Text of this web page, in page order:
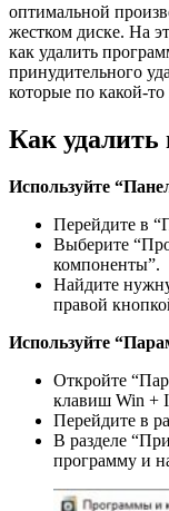
оптимальной
жестком диске. На
как удалить
принудительного
которые по какой-
Как удалить
Используйте
Перейдите в
Выберите
компоненты”.
Найдите
правой
Используйте
Откройте
клавиш Win +
Перейдите в
В разделе
программу и